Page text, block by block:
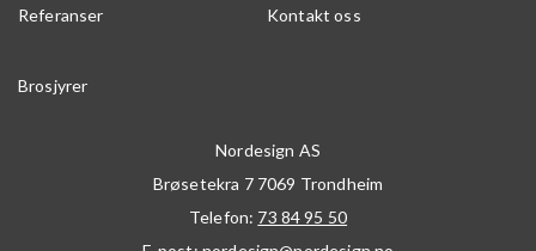
Referanser Kontakt oss
Brosjyrer
Nordesign AS
Brøsetekra 7 7069 Trondheim
Telefon: 73 84 95 50